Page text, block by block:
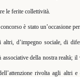
le ferite collettività.
è stato un’occasione
altri, d’impegno sociale, di
associative della nostra realtà;
rivolta agli altri